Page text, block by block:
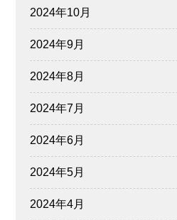
2024年10月
2024年9月
2024年8月
2024年7月
2024年6月
2024年5月
2024年4月